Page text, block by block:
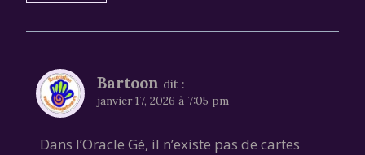
Bartoon dit :
janvier 17, 2026 à 7:05 pm
Dans l’Oracle Gé, il n’existe pas de cartes